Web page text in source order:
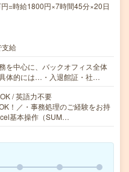
=時給1800円×7時間45分×20日
給
を中心に、バックオフィス全体
体的には…・入退館証・社…
/ 英語力不要
！／・事務処理のご経験をお持
基本操作（SUM…